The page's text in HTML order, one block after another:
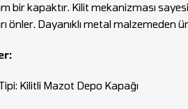
bir kapaktır. Kilit mekanizması
önler. Dayanıklı metal malzemeden
Kilitli Mazot Depo Kapağı